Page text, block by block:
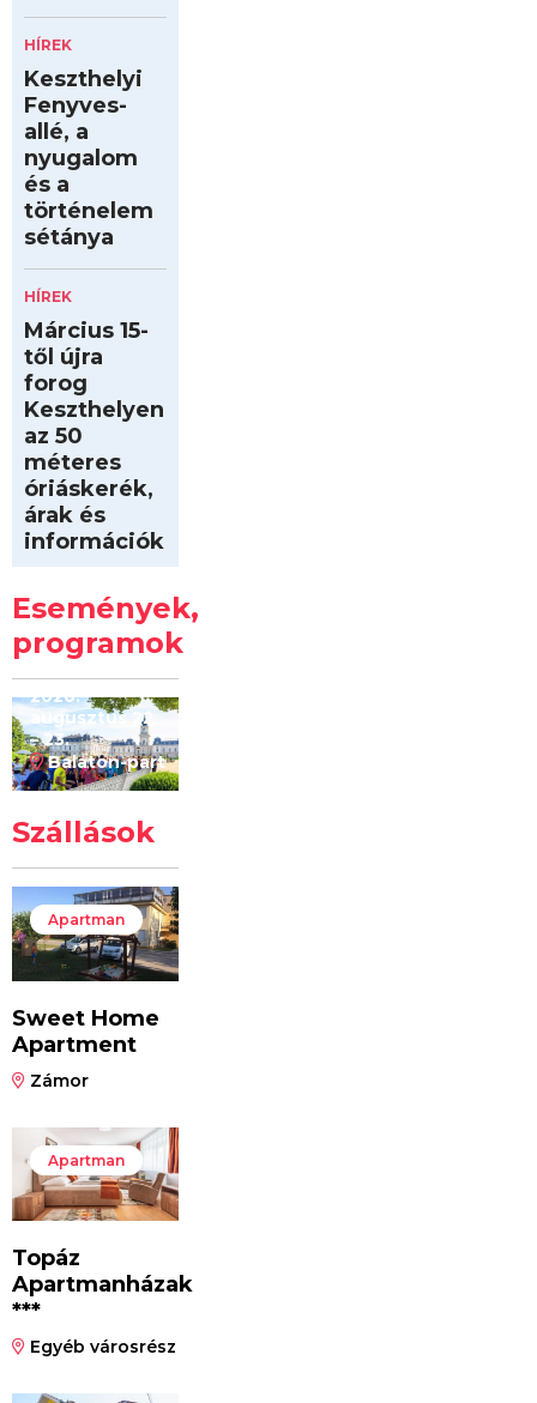
HÍREK
Keszthelyi
Fenyves-
allé, a
nyugalom
és a
történelem
sétánya
HÍREK
Március 15-
től újra
forog
Keszthelyen
az 50
méteres
óriáskerék,
árak és
információk
Események,
programok
Kilóméterek
2026
2026.
augusztus 22
– 23.
Balaton-part
Szállások
Apartman
Sweet Home
Apartment
Zámor
Apartman
Topáz
Apartmanházak
***
Egyéb városrész